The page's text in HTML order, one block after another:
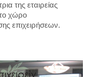
της εταιρείας
χώρο
επιχειρήσεων.